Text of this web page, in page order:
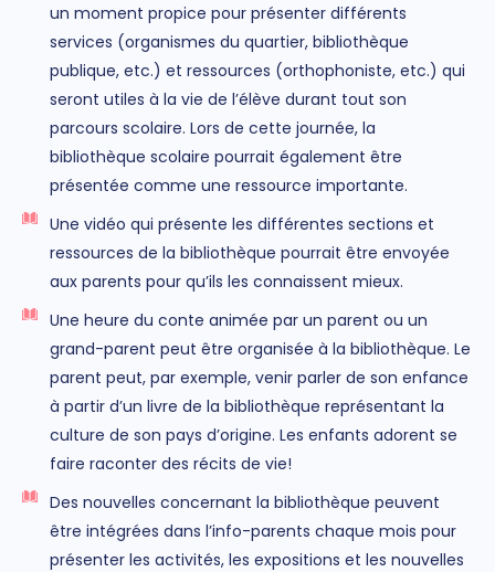
un moment propice pour présenter différents
services (organismes du quartier, bibliothèque
publique, etc.) et ressources (orthophoniste, etc.) qui
seront utiles à la vie de l’élève durant tout son
parcours scolaire. Lors de cette journée, la
bibliothèque scolaire pourrait également être
présentée comme une ressource importante.
Une vidéo qui présente les différentes sections et
ressources de la bibliothèque pourrait être envoyée
aux parents pour qu’ils les connaissent mieux.
Une heure du conte animée par un parent ou un
grand-parent peut être organisée à la bibliothèque. Le
parent peut, par exemple, venir parler de son enfance
à partir d’un livre de la bibliothèque représentant la
culture de son pays d’origine. Les enfants adorent se
faire raconter des récits de vie!
Des nouvelles concernant la bibliothèque peuvent
être intégrées dans l’info-parents chaque mois pour
présenter les activités, les expositions et les nouvelles